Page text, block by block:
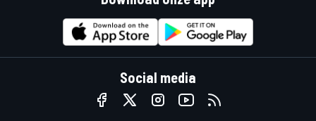
Social media